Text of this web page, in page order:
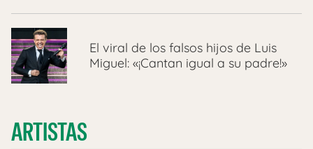
El viral de los falsos hijos de Luis
Miguel: «¡Cantan igual a su padre!»
ARTISTAS